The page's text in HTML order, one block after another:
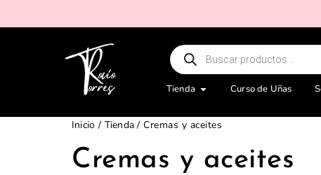
Tienda Curso de Uñas
Inicio / Tienda/ Cremas y aceites
Cremas y aceites